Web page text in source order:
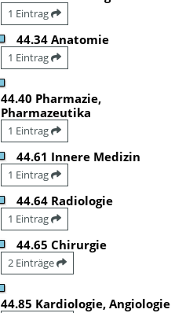
1 Eintrag
44.34 Anatomie
1 Eintrag
44.40 Pharmazie,
Pharmazeutika
1 Eintrag
44.61 Innere Medizin
1 Eintrag
44.64 Radiologie
1 Eintrag
44.65 Chirurgie
2 Einträge
44.85 Kardiologie, Angiologie